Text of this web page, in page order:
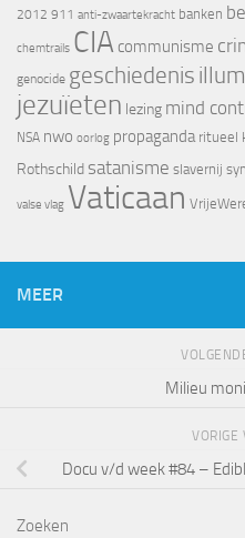
2012 911 anti-zwaartekracht banken
chemtrails CIA communisme
genocide geschiedenis
jezuïeten lezing mind
NSA nwo oorlog propaganda ritueel
Rothschild satanisme slavernij
valse vlag Vaticaan
MEER
Milieu
VORIGE
Docu v/d week #84 –
Zoeken